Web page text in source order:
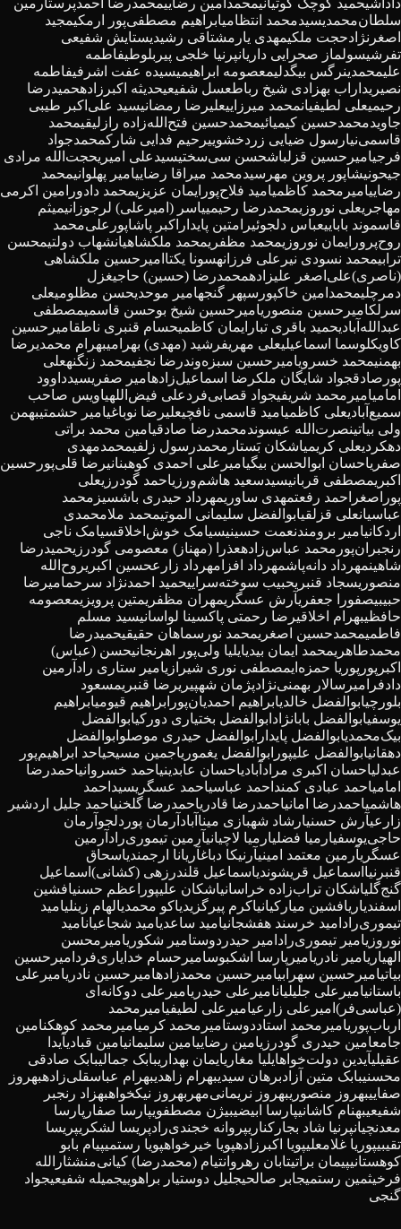
سلطان‌محمدیسیدمحمد انتظامیابراهیم مصطفی‌پور ارمکیمجید
اصغرنژادحجت ملکیمهدی یارمشتاقی رشیدیستایش شفیعی
تفرشیسولماز صحرایی داریانپرنیا خلجی پیربلوطیفاطمه
علیمحمدینرگس بیگدلیمعصومه ابراهیمیسیده عفت اشرفیفاطمه
نصیریداراب بهزادی شیخ رباطعسل شفیعیحدیثه اکبرزادهحمیدرضا
رحیمیعلی لطیفیانمحمد میرزاییعلیرضا رمضانیسید علی‌اکبر طیبی
جاویدمحمدحسین کیمیائیمحمدحسين فتح‌الله‌زاده رازلیقیمحمد
قاسمی‌نیارسول ضیایی زردخشوییرحیم فدایی شارکمحمدجواد
فرجیامیرحسین قزلباشحسن سی‌سختیسیدعلی امیریحجت‌الله مرادی
جیحونیشاپور پروین مهر سیدمحمد میراقا رضاییامیر پهلوانیمحمد
رضاییامیرمحمد کاظمیامید فلاح‌پور ایمان عزیزیمحمد دادور امین اکرمی
مهاجریعلی نوروزیمحمدرضا رحیمییاسر (امیرعلی) لرجوزانیمیثم
قاسموند باباییعباس دلجوئیرامتین پایدار اکبر پاشاپور علی‌محمد
روح‌پرور ایمان نوروزیمحمد مظفریمحمد ملکشاهیانشهاب دولتیمحسن
ترابیمحمد نسودی نیر علی فرزانهسونا یکتا امیرحسین ملکشاهی
(ناصری)علی‌اصغر علیزادهمحمدرضا (حسین) حاجیغزل
دمرچلیمحمدامین خاکپور سپهر گنجهامیر موحدیحسن مظلومیعلی
سرلکامیرحسین منصوریامیرحسین شیخ بوحسن قاسمیمصطفی
عبدالله‌آبادیحمید باقری تبار ایمان کاظمیحسام قنبری ناطقامیرحسین
کاویکلوسما اسماعیلیعلی مهریفرشید (مهدی) بهرامیبهرام محمدیرضا
بهمنیمحمد خسرویامیرحسین سبزه‌وندرضا نجفیمحمد زنگنهعلی
پورصادقجواد شایگان ملکرضا اسماعیل‌زادهامیر صفریسیدداوود
امامیامیرمحمد شریفیجواد قصابی‌فردعلی فیض‌اللهیاویس صاحب
سمیع‌آبادیعلی کاظمیامید قاسمی نافچیعلیرضا نوباغیامیر حشمتیبهمن
ولی بیاتینصرت‌الله عیسوندمحمدرضا صادقیامین محمد براتی
دهکردیعلی کریمیاشکان بَستار محمدرسول زلفیمحمدمهدی
صفریاحسان ابوالحسن بیگیامیرعلی احمدی کوهبنانیرضا قلی‌پور حسین
اکبریمصطفی قربانیسیدسعید هاشم‌‌ورزیاحمد گودرزیعلی
پوراصغر احمد رفعتمهدی ساوریمهرداد حیدری باشسیز محمد
عباسیانعلی قزلقیابوالفضل سلیمانی الموتیمحمد ملامحمدی
اردکانیامیر برومندنعمت حسینیسیامک خوش‌اخلاقسیامک ناجی
رنجبران‌پور محمد عباس‌زادهعذرا (مهناز) معصومی گودرزیحمیدرضا
شاهینمهرداد دانه‌پاشمهرداد افزا مهرداد زارعحسین اکبریروح‌الله
منصوریسجاد قنبریحبیب سوخته‌سراییحمید احمدنژاد سرحمامیرضا
حبیبیصفورا جعفریآرش عسگریمهران مظفریمتین پرویزیمعصومه
حافظیبهرام اخلاقیرضا رحمتی پاکسینا لواسانیسید مسلم
فاطمیمحمدحسین اصغریمحمد نورسماهان حقیقیحمیدرضا
محمدطاهریمحمد ایمان بیدیایلیا ولی‌پور اهرنجانیحسن (عباس)
اکبرپور پوریا حمزه‌ایمصطفی نوری شیرازیامیر ستاری راد آرمین
دادفر امیرسالار بهمنی‌نژادپژمان شهپیریرضا قنبریمسعود
بلورچیابوالفضل خالدیابراهیم احمدیان‌پور ابراهیم قیومیابراهیم
یوسفیابوالفضل بابانژاد ابوالفضل بختیاری دورکیابوالفضل
بیک‌محمدیابوالفضل پایدار ابوالفضل حیدری موصلو ابوالفضل
دهقانیابوالفضل علیپور ابوالفضل یغموریاجمین مسیحیاحد ابراهیم‌پور
عبدلیاحسان اکبری مرادآبادیاحسان عابدینیاحمد خسروانیاحمدرضا
امامیاحمد عبادی کمند احمد عباسیاحمد عسگریسیداحمد
هاشمیاحمدرضا امانیاحمدرضا قادریاحمدرضا گلخنیاحمد جلیل اردشیر
زارعیآرش حسنیارشاد شهبازی میناآباد آرمان پوردلجو آرمان
حاجی‌یوسفیارمیا فضلیارمیا لاچیانیآرمین تیموری‌راد آرمین
عسگریآرمین معتمد امینیآرنیکا دباغآریانا ارجمندیاسحاق
قنبرنیا اسماعیل قریشوندیاسماعیل قلندرزهی (کشانی) اسماعیل
گنج‌گلیاشکان تراب‌زاده خراسانیاشکان علیپور اعظم حسنیافشین
اسفندیاریافشین میارکیانیاکرم پیرگزیدیاکو محمدیالهام زینلیامید
تیموری‌راد امید خرسند هفشجانیامید ساعدیامید شجاعیانامید
نوروزیامیر تیموری‌راد امیر حیدردوستامیر شکوریامیرمحسن
الهیاریامیر نادریامیرپارسا اشکبوسامیرحسام خدایاری‌فرد امیرحسین
بیاتیامیرحسین سهرابیامیرحسین محمدزادهامیرحسین نادریامیرعلی
باستانیامیرعلی جلیلیانامیرعلی حیدریامیرعلی دوکانه‌ای
(عباسی‌فر) امیرعلی زارعیامیرعلی لطیفیامیرمحمد
ارباب‌پوریامیرمحمد استاددوستامیرمحمد کرمیامیرمحمد کوهکنامین
جامعامین حیدری گودرزیامین رضاییامین سلیمانیامین قبادیآیدا
عقیلیآیدین دولت‌خواهایلیا مغاریایمان بهداریبابک جمالیبابک صادقی
محسنیبابک متین آزادبرهان سیدیبهرام زاهدیبهرام عباسقلی‌زادهبهروز
صفاییبهروز منصوریبهروز نریمانی‌مهر بهروز نیکخواهبهزاد رنجبر
شفیعیبهنام کاشانیپارسا ابیضیبیژن مصطفویپارسا صفار پارسا
معدنچیانپرنیا شاد بجارکناریپروانه خجندی‌‌رادپریسا لشکریپریسا
تقیبیپوریا غلامعلیپویا اکبرزادهپویا خیرخواهپویا رستمیپیام بابو
کوهستانیپیمان براتیتابان رهروانتیام (محمدرضا) کیانی‌منشثارالله
فرخیثمین رستمیجابر صالحیجلیل دوستیار براهوییجمیله شفیعیجواد
گنجی